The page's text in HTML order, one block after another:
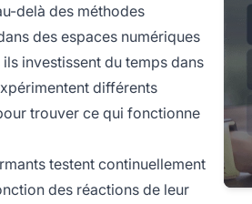
delà des méthodes
des espaces numériques
investissent du temps dans
différents
trouver ce qui fonctionne
testent continuellement
des réactions de leur